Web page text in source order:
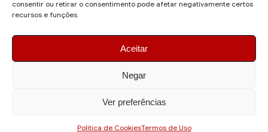
consentir ou retirar o consentimento pode afetar negativamente certos
recursos e funções.
Aceitar
Negar
Ver preferências
Politica de CookiesTermos de Uso
ronaldo.valentim150@gmail.com
© 2026 AquiAgora - Todos os direitos reservados.